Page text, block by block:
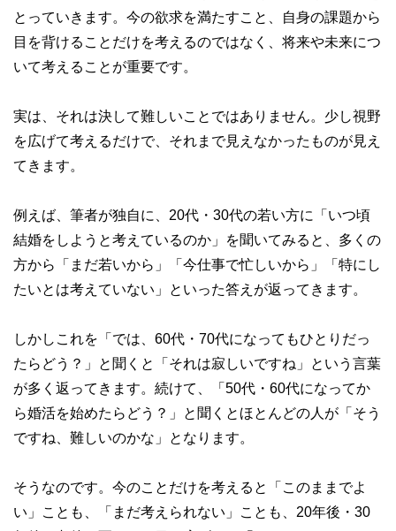
とっていきます。今の欲求を満たすこと、自身の課題から
目を背けることだけを考えるのではなく、将来や未来につ
いて考えることが重要です。
実は、それは決して難しいことではありません。少し視野
を広げて考えるだけで、それまで見えなかったものが見え
てきます。
例えば、筆者が独自に、20代・30代の若い方に「いつ頃
結婚をしようと考えているのか」を聞いてみると、多くの
方から「まだ若いから」「今仕事で忙しいから」「特にし
たいとは考えていない」といった答えが返ってきます。
しかしこれを「では、60代・70代になってもひとりだっ
たらどう？」と聞くと「それは寂しいですね」という言葉
が多く返ってきます。続けて、「50代・60代になってか
ら婚活を始めたらどう？」と聞くとほとんどの人が「そう
ですね、難しいのかな」となります。
そうなのです。今のことだけを考えると「このままでよ
い」ことも、「まだ考えられない」ことも、20年後・30